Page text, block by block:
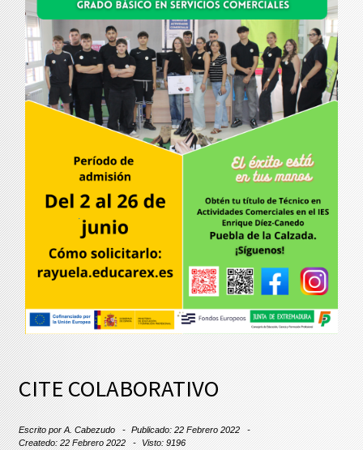
CITE COLABORATIVO
Escrito porA. Cabezudo
Publicado: 22 Febrero 2022
Createdo: 22 Febrero 2022
Visto: 9196